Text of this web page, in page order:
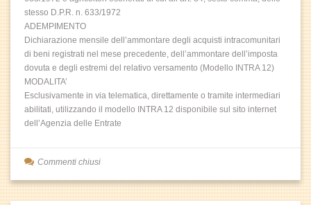
stesso D.P.R. n. 633/1972
ADEMPIMENTO
Dichiarazione mensile dell’ammontare degli acquisti intracomunitari
di beni registrati nel mese precedente, dell’ammontare dell’imposta
dovuta e degli estremi del relativo versamento (Modello INTRA 12)
MODALITA’
Esclusivamente in via telematica, direttamente o tramite intermediari
abilitati, utilizzando il modello INTRA 12 disponibile sul sito internet
dell’Agenzia delle Entrate
Commenti chiusi